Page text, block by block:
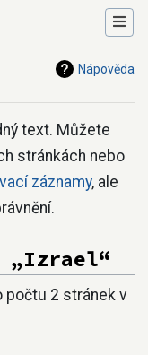
Nápověda
text. Můžete
stránkách nebo
záznamy, ale
počtu 2 stránek v